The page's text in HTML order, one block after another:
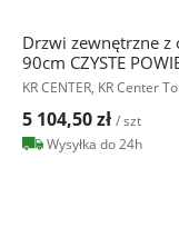
Drzwi zewnętrzne z
90cm CZYSTE
KR CENTER, KR Center
5 104,50 zł / szt
Wysyłka do 24h